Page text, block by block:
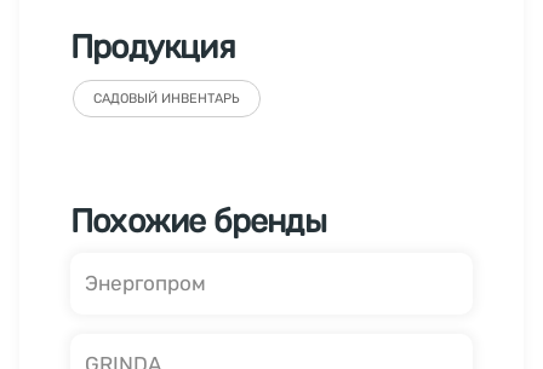
Продукция
САДОВЫЙ ИНВЕНТАРЬ
Похожие бренды
Энергопром